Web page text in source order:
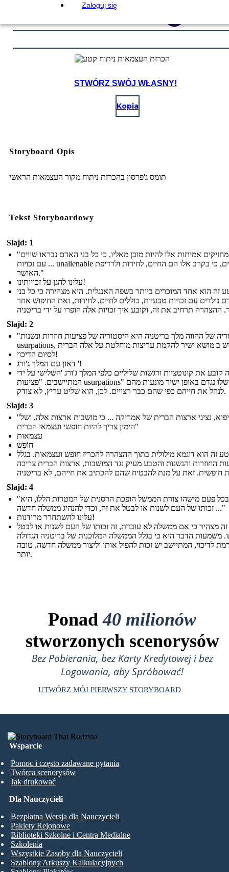
Zaloguj się
STWÓRZ SWÓJ WŁASNY!
Kopia
Storyboard Opis
תומס ג'פרסון בהכרזת ניתוח מקור העצמאות הראשי
Tekst Storyboardowy
Slajd: 1
"אנחנו מחזיקים אמיתות אלו להיות מובן מאליו, כי כל בני האדם נבראו שווים
... עם זכויות unalienable מסוימים, כי בקרב אלו הם החיים, לחירות ולרדיפת
האושר."
עלינו להגן על זכויותינו!
זה הוא אחד המוכרים ביותר בשפה האנגלית. היא מצהירה כי כל בני
נולדים עם זכויות טבעיות, כוללים לחיים, לחירות, ואת החיפוש אחר
Slajd: 2
"ההיסטוריה של ההווה מלך בריטניה היא היסטוריה של פציעות חוזרות ונשנות
לסיום הדיכוי!
דאון עם המלך ג'ורג '!
קובע את קונוטציות ורגשות שליליים כלפי המלך ג'ורג 'השלישי על ידי
המתיישבים. "פציעות usurpations" חזר שלו נגדם באופן ישיר מונעות מהם
לנהל את חייהם כפי שהם כבר רצויים. לכן, הוא שליט עריץ, לא צודק.
Slajd: 3
"אנו, איפוא, נציגי ארצות הברית של אמריקה ... כי מושבות ארצות אלה, ושל
הימין צריך להיות חופשי ועצמאי הברית"
עצמאות
חוֹפֶשׁ
זה הוא דוגמא מילולית בתוך ההצהרה להכריז חופש ועצמאות. בגלל
החוזרות והנשנות והטבע מעיק נגד המושבות, ארצות הברית צריכה
Slajd: 4
"שבכל פעם מישהו צורת הממשל הופכת הרסנית של המטרות הללו, היא
זכותו של העם לשנות או לבטל את זה, וכדי להנהיג ממשלה חדשה ..."
עלינו להשתחרר מרודנות!
מצהיר כי אם ממשלה לא עובדת, זה זכותו של העם לשנות או לבטל
משמעות הדבר היא כי בגלל הממשלה המלוכנית של בריטניה הגדולה
לדיכוי, המתיישב יש זכות להפיל אותו וליצור ממשלה חדשה, טובה
יותר.
Ponad40 milionów
stworzonych scenorysów
Bez Pobierania, bez Karty Kredytowej i bez
Logowania, aby Spróbować!
UTWÓRZ MÓJ PIERWSZY STORYBOARD
Wsparcie
Pomoc i często zadawane pytania
Twórca scenorysów
Jak drukować
Dla Nauczycieli
Bezpłatna Wersja dla Nauczycieli
Pakiety Rejonowe
Biblioteki Szkolne i Centra Medialne
Szkolenia
Wszystkie Zasoby dla Nauczycieli
Szablony Arkuszy Kalkulacyjnych